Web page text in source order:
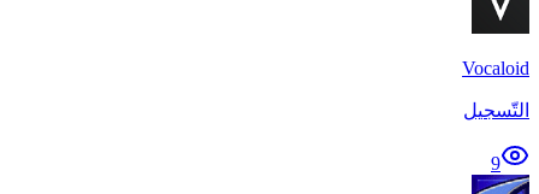
Vocaloid
التّسجيل
9